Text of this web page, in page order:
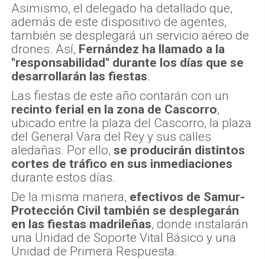
Asimismo, el delegado ha detallado que,
además de este dispositivo de agentes,
también se desplegará un servicio aéreo de
drones. Así, Fernández ha llamado a la
"responsabilidad" durante los días que se
desarrollarán las fiestas.
Las fiestas de este año contarán con un
recinto ferial en la zona de Cascorro,
ubicado entre la plaza del Cascorro, la plaza
del General Vara del Rey y sus calles
aledañas. Por ello, se producirán distintos
cortes de tráfico en sus inmediaciones
durante estos días.
De la misma manera, efectivos de Samur-
Protección Civil también se desplegarán
en las fiestas madrileñas, donde instalarán
una Unidad de Soporte Vital Básico y una
Unidad de Primera Respuesta.